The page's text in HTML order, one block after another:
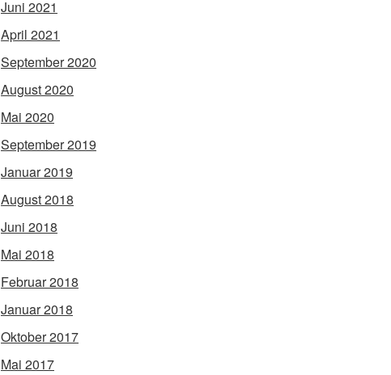
Juni 2021
April 2021
September 2020
August 2020
Mai 2020
September 2019
Januar 2019
August 2018
Juni 2018
Mai 2018
Februar 2018
Januar 2018
Oktober 2017
Mai 2017